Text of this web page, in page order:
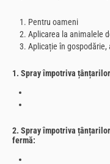
Pentru oameni
Aplicarea la animalele
Aplicație în gospodărie,
1. Spray împotriva
2. Spray împotriva
fermă: